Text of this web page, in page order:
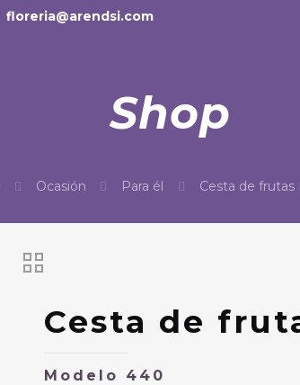
floreria@arendsi.com
Shop
Ocasión Para él Cesta de
Cesta de
Modelo 440